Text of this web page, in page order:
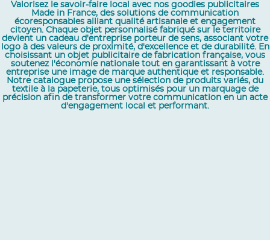
Valorisez le savoir-faire local avec nos goodies publicitaires
Made in France, des solutions de communication
écoresponsables alliant qualité artisanale et engagement
citoyen. Chaque objet personnalisé fabriqué sur le territoire
devient un cadeau d'entreprise porteur de sens, associant votre
logo à des valeurs de proximité, d'excellence et de durabilité. En
choisissant un objet publicitaire de fabrication française, vous
soutenez l'économie nationale tout en garantissant à votre
entreprise une image de marque authentique et responsable.
Notre catalogue propose une sélection de produits variés, du
textile à la papeterie, tous optimisés pour un marquage de
précision afin de transformer votre communication en un acte
d'engagement local et performant.